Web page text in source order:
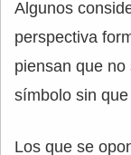
Algunos
perspectiva
piensan que
símbolo sin
Los que se